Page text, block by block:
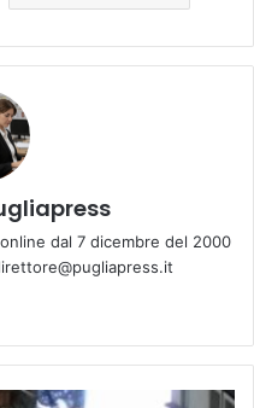
dal 7 dicembre del 2000